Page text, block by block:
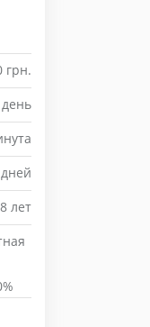
грн.
лет